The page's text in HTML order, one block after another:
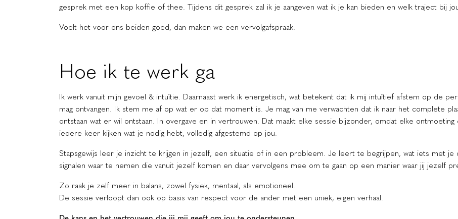
gesprek met een kop koffie of thee. Tijdens dit gesprek zal ik je aangeven wat ik je kan bieden en welk traject bij
Voelt het voor ons beiden goed, dan maken we een vervolgafspraak.
Hoe ik te werk ga
Ik werk vanuit mijn gevoel & intuïtie. Daarnaast werk ik energetisch, wat betekent dat ik mij intuïtief afstem op de
mag ontvangen. Ik stem me af op wat er op dat moment is. Je mag van me verwachten dat ik naar het complete
ontstaan wat er wil ontstaan. In overgave en in vertrouwen. Dat maakt elke sessie bijzonder, omdat elke
iedere keer kijken wat je nodig hebt, volledig afgestemd op jou.
Stapsgewijs leer je inzicht te krijgen in jezelf, een situatie of in een probleem. Je leert te begrijpen, wat iets met
signalen waar te nemen die vanuit jezelf komen en daar vervolgens mee om te gaan op een manier waar jij jezelf
Zo raak je zelf meer in balans, zowel fysiek, mentaal, als emotioneel.
De sessie verloopt dan ook op basis van respect voor de ander met een uniek, eigen verhaal.